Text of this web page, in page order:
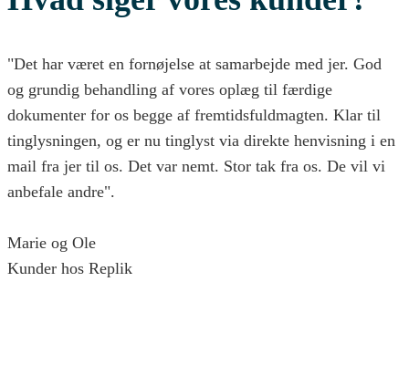
"Det har været en fornøjelse at samarbejde med jer. God
og grundig behandling af vores oplæg til færdige
dokumenter for os begge af fremtidsfuldmagten. Klar til
tinglysningen, og er nu tinglyst via direkte henvisning i en
mail fra jer til os. Det var nemt. Stor tak fra os. De vil vi
anbefale andre".
Marie og Ole
Kunder hos Replik